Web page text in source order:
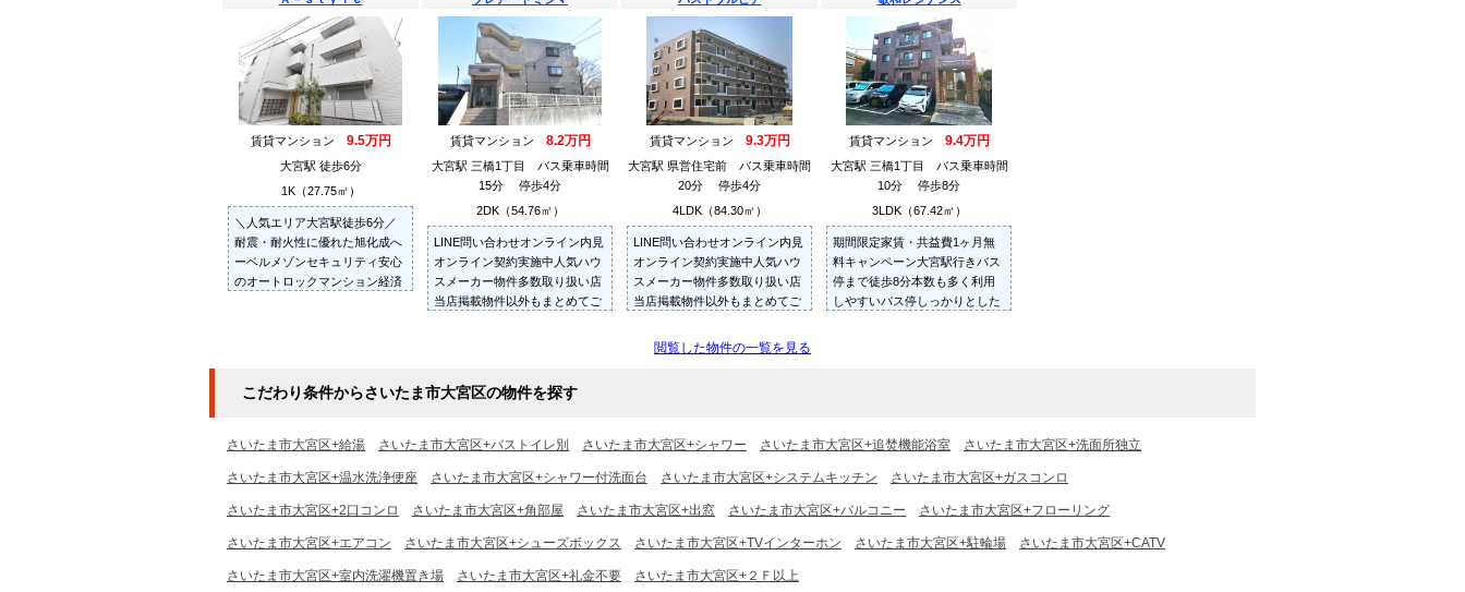
賃貸マンション 9.5万円
大宮駅 徒歩6分
1K（27.75㎡）
＼人気エリア大宮駅徒歩6分／
耐震・耐火性に優れた旭化成へ
ーベルメゾンセキュリティ安心
のオートロックマンション経済
賃貸マンション 8.2万円
大宮駅 三橋1丁目 バス乗車時間
15分 停歩4分
2DK（54.76㎡）
LINE問い合わせオンライン内見
オンライン契約実施中人気ハウ
スメーカー物件多数取り扱い店
当店掲載物件以外もまとめてご
賃貸マンション 9.3万円
大宮駅 県営住宅前 バス乗車時間
20分 停歩4分
4LDK（84.30㎡）
LINE問い合わせオンライン内見
オンライン契約実施中人気ハウ
スメーカー物件多数取り扱い店
当店掲載物件以外もまとめてご
お部屋を多数ご紹介させていた
賃貸マンション 9.4万円
大宮駅 三橋1丁目 バス乗車時間
10分 停歩8分
3LDK（67.42㎡）
期間限定家賃・共益費1ヶ月無
料キャンペーン大宮駅行きバス
停まで徒歩8分本数も多く利用
しやすいバス停しっかりとした
閲覧した物件の一覧を見る
こだわり条件からさいたま市大宮区の物件を探す
さいたま市大宮区+給湯 さいたま市大宮区+バストイレ別 さいたま市大宮区+シャワー さいたま市大宮区+追焚機能浴室 さいたま市大宮区+洗面所独立
さいたま市大宮区+温水洗浄便座 さいたま市大宮区+シャワー付洗面台 さいたま市大宮区+システムキッチン さいたま市大宮区+ガスコンロ
さいたま市大宮区+2口コンロ さいたま市大宮区+角部屋 さいたま市大宮区+出窓 さいたま市大宮区+バルコニー さいたま市大宮区+フローリング
さいたま市大宮区+エアコン さいたま市大宮区+シューズボックス さいたま市大宮区+TVインターホン さいたま市大宮区+駐輪場 さいたま市大宮区+CATV
さいたま市大宮区+室内洗濯機置き場 さいたま市大宮区+礼金不要 さいたま市大宮区+２Ｆ以上